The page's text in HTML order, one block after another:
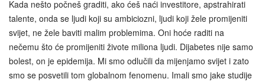
Kada nešto počneš graditi, ako ćeš naći investitore, apstrahirati
talente, onda se ljudi koji su ambiciozni, ljudi koji žele promijeniti
svijet, ne žele baviti malim problemima. Oni hoće raditi na
nečemu što će promijeniti živote miliona ljudi. Dijabetes nije samo
bolest, on je epidemija. Mi smo odlučili da mijenjamo svijet i zato
smo se posvetili tom globalnom fenomenu. Imali smo jake studije